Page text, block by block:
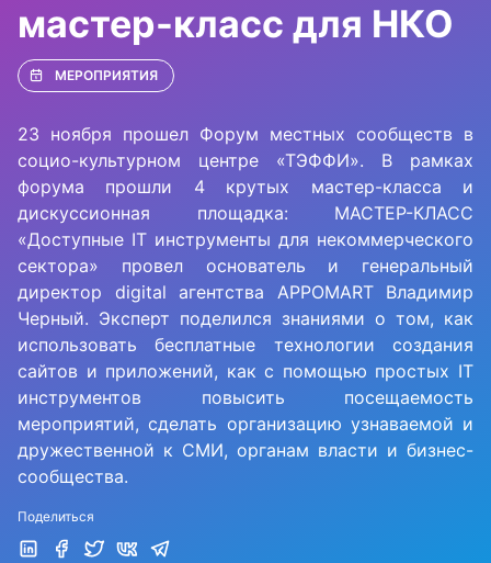
мастер-класс для НКО
МЕРОПРИЯТИЯ
23 ноября прошел Форум местных сообществ в
социо-культурном центре «ТЭФФИ». В рамках
форума прошли 4 крутых мастер-класса и
дискуссионная площадка: МАСТЕР-КЛАСС
«Доступные IT инструменты для некоммерческого
сектора» провел основатель и генеральный
директор digital агентства APPOMART Владимир
Черный. Эксперт поделился знаниями о том, как
использовать бесплатные технологии создания
сайтов и приложений, как с помощью простых IT
инструментов повысить посещаемость
мероприятий, сделать организацию узнаваемой и
дружественной к СМИ, органам власти и бизнес-
сообщества.
Поделиться